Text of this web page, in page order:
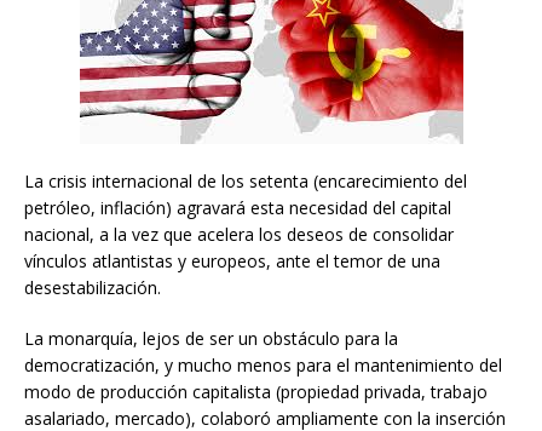
La crisis internacional de los setenta (encarecimiento del
petróleo, inflación) agravará esta necesidad del capital
nacional, a la vez que acelera los deseos de consolidar
vínculos atlantistas y europeos, ante el temor de una
desestabilización.
La monarquía, lejos de ser un obstáculo para la
democratización, y mucho menos para el mantenimiento del
modo de producción capitalista (propiedad privada, trabajo
asalariado, mercado), colaboró ampliamente con la inserción